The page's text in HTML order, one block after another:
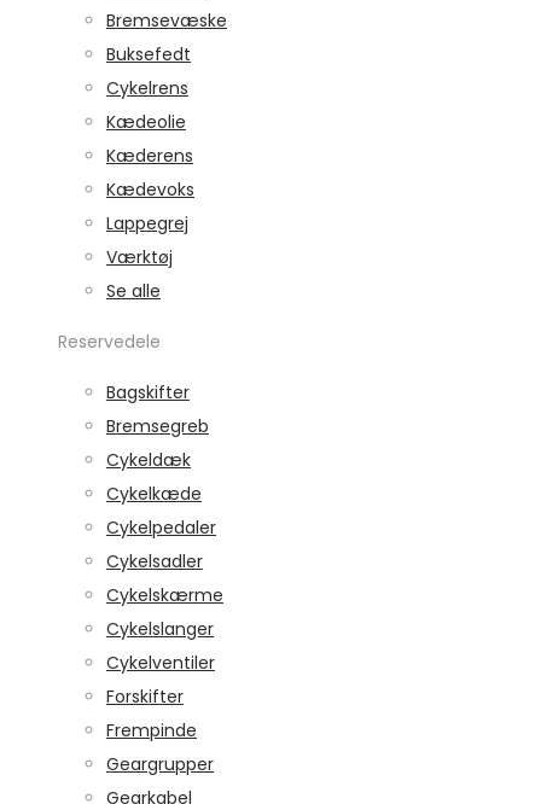
Bremsevæske
Buksefedt
Cykelrens
Kædeolie
Kæderens
Kædevoks
Lappegrej
Værktøj
Se alle
Reservedele
Bagskifter
Bremsegreb
Cykeldæk
Cykelkæde
Cykelpedaler
Cykelsadler
Cykelskærme
Cykelslanger
Cykelventiler
Forskifter
Frempinde
Geargrupper
Gearkabel